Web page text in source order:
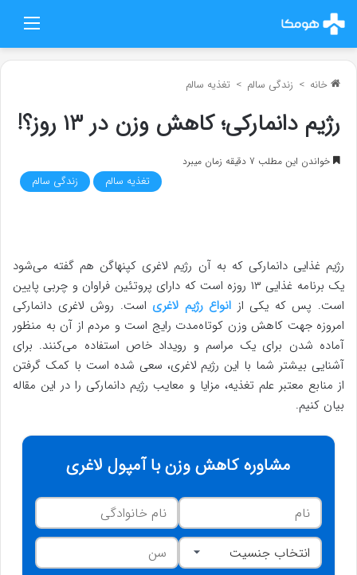
خانه > زندگی سالم > تغذیه سالم
رژیم دانمارکی؛ کاهش وزن در ۱۳ روز؟!
خواندن این مطلب 7 دقیقه زمان میبرد
تغذیه سالم زندگی سالم
رژیم غذایی دانمارکی که به آن رژیم لاغری کپنهاگن هم گفته می‌شود
یک برنامه غذایی ۱۳ روزه است که دارای پروتئین فراوان و چربی پایین
است. پس که یکی از انواع رژیم لاغری است. روش لاغری دانمارکی
امروزه جهت کاهش وزن کوتاه‌مدت رایج است و مردم از آن به منظور
آماده شدن برای یک مراسم و رویداد خاص استفاده می‌کنند. برای
آشنایی بیشتر شما با این رژیم لاغری، سعی شده است با کمک گرفتن
از منابع معتبر علم تغذیه، مزایا و معایب رژیم دانمارکی را در این مقاله
بیان کنیم.
مشاوره کاهش وزن با آمپول لاغری